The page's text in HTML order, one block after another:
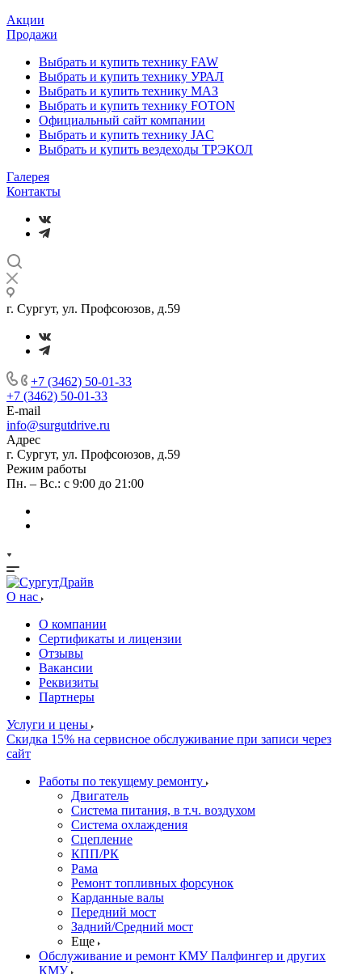
Акции
Продажи
Выбрать и купить технику FAW
Выбрать и купить технику УРАЛ
Выбрать и купить технику МАЗ
Выбрать и купить технику FOTON
Официальный сайт компании
Выбрать и купить технику JAC
Выбрать и купить вездеходы ТРЭКОЛ
Галерея
Контакты
г. Сургут, ул. Профсоюзов, д.59
+7 (3462) 50-01-33
+7 (3462) 50-01-33
E-mail
info@surgutdrive.ru
Адрес
г. Сургут, ул. Профсоюзов, д.59
Режим работы
Пн. – Вс.: с 9:00 до 21:00
О нас
О компании
Сертификаты и лицензии
Отзывы
Вакансии
Реквизиты
Партнеры
Услуги и цены
Скидка 15% на сервисное обслуживание при записи через
сайт
Работы по текущему ремонту
Двигатель
Система питания, в т.ч. воздухом
Система охлаждения
Сцепление
КПП/РК
Рама
Ремонт топливных форсунок
Карданные валы
Передний мост
Задний/Средний мост
Еще
Обслуживание и ремонт КМУ Палфингер и других
КМУ